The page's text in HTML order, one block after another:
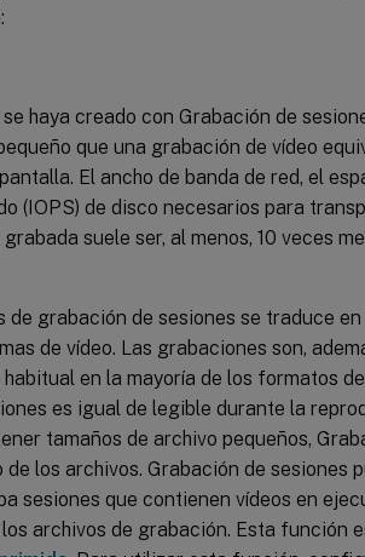
haya creado con Grabación de
que una grabación de vídeo
El ancho de banda de red, el
(IOPS) de disco necesarios para
suele ser, al menos, 10 veces
de grabación de sesiones se traduce
de vídeo. Las grabaciones son,
en la mayoría de los formatos
es igual de legible durante la
tamaños de archivo pequeños,
los archivos. Grabación de sesiones
sesiones que contienen vídeos en
archivos de grabación. Esta función